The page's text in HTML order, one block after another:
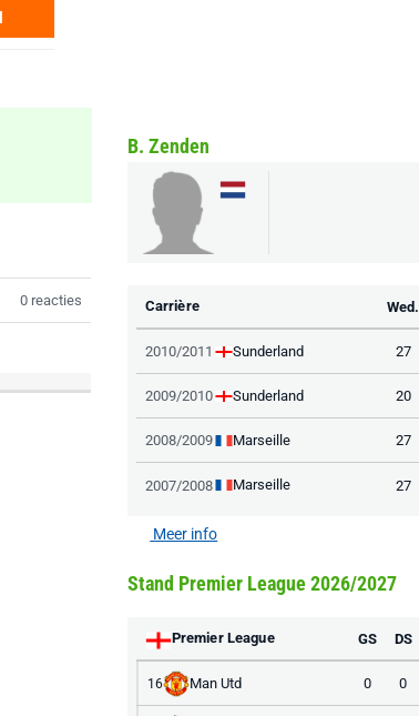
0 reacties
B. Zenden
Carrière Wed.
2010/2011 Sunderland 27
2009/2010 Sunderland 20
2008/2009 Marseille 27
2007/2008 Marseille 27
Meer info
Stand Premier League 2026/2027
Premier League GS DS
16 Man Utd 0 0